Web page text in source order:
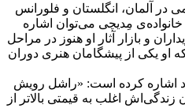
در آلمان، انگلستان و فلورانس
مِدیچی می‌توان اشاره
و بازار آثار او هنوز در مراحل
او یکی از پیشگامان هنری دوران
اشاره کرده است: «راشل رویش
اغلب به قیمتی بالاتر از